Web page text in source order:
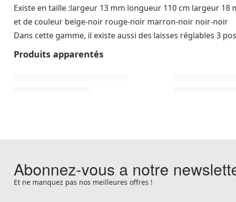
Existe en taille :largeur 13 mm longueur 110 cm largeur 18
et de couleur beige-noir rouge-noir marron-noir noir-noir
Dans cette gamme, il existe aussi des laisses réglables 3
Produits apparentés
Abonnez-vous a notre
Et ne manquez pas nos meilleures offres !